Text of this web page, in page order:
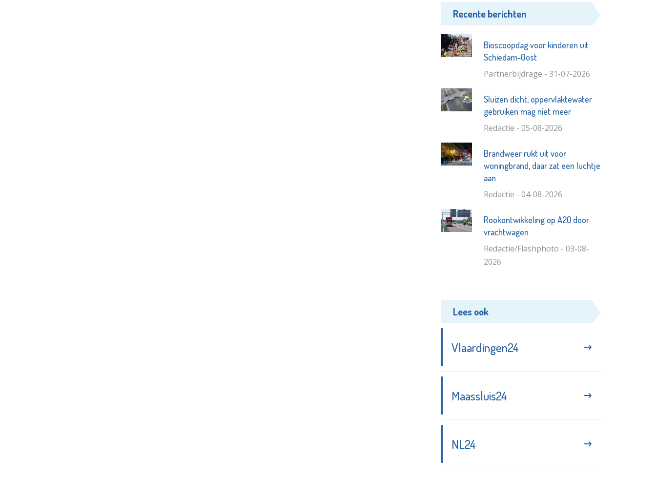
Recente berichten
Bioscoopdag voor kinderen uit
Schiedam-Oost
Partnerbijdrage - 31-07-2026
Sluizen dicht, oppervlaktewater
gebruiken mag niet meer
Redactie - 05-08-2026
Brandweer rukt uit voor
woningbrand, daar zat een luchtje
aan
Redactie - 04-08-2026
Rookontwikkeling op A20 door
vrachtwagen
Redactie/Flashphoto - 03-08-
2026
Lees ook
Vlaardingen24
Maassluis24
NL24